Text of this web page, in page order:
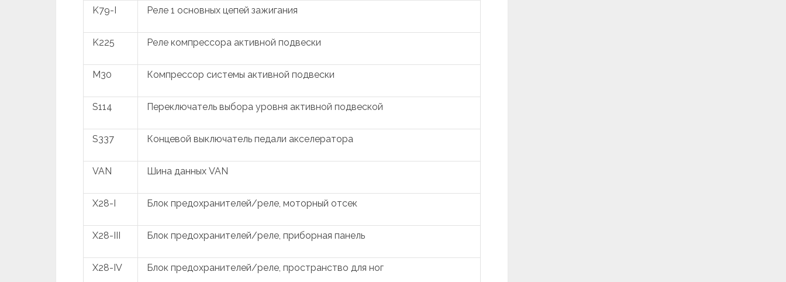
K79-I Реле 1 основных цепей зажигания
K225 Реле компрессора активной подвески
M30 Компрессор системы активной подвески
S114 Переключатель выбора уровня активной подвеской
S337 Концевой выключатель педали акселератора
VAN Шина данных VAN
X28-I Блок предохранителей/реле, моторный отсек
X28-III Блок предохранителей/реле, приборная панель
X28-IV Блок предохранителей/реле, пространство для ног